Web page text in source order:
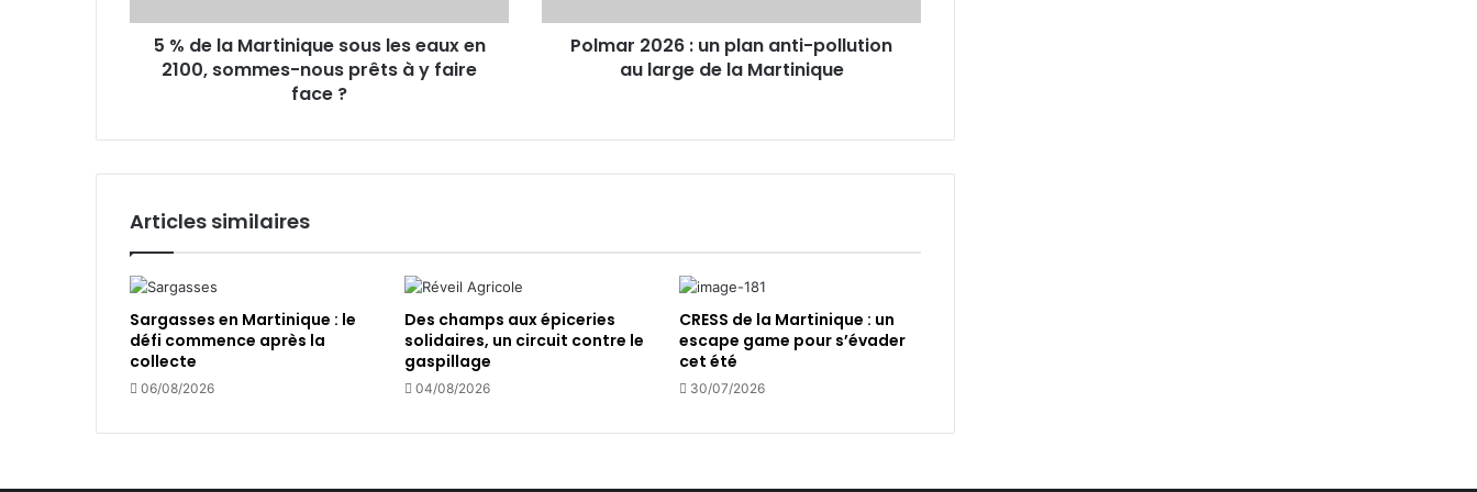
e
l
r
q
o
u
s
l
e
s
e
a
x
5 % de la Martinique sous les eaux en
2100, sommes-nous prêts à y faire
face ?
2
n
a
i
-
l
Polmar 2026 : un plan anti-pollution
au large de la Martinique
Articles similaires
Sargasses en Martinique : le
défi commence après la
collecte
06/08/2026
Des champs aux épiceries
solidaires, un circuit contre le
gaspillage
04/08/2026
CRESS de la Martinique : un
escape game pour s’évader
cet été
30/07/2026